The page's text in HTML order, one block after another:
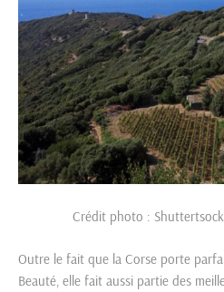
Crédit photo :
Outre le fait que la Corse porte
Beauté, elle fait aussi partie des